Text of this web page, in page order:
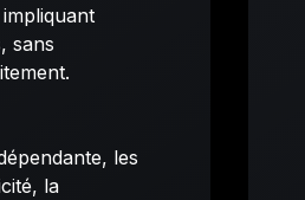
sans
les
la